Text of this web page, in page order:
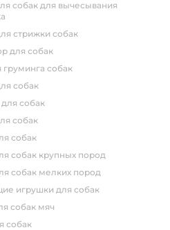
стрижки собак
для собак
груминга собак
собак
для собак
собак
собак
собак крупных пород
собак мелких пород
игрушки для собак
собак мяч
собак